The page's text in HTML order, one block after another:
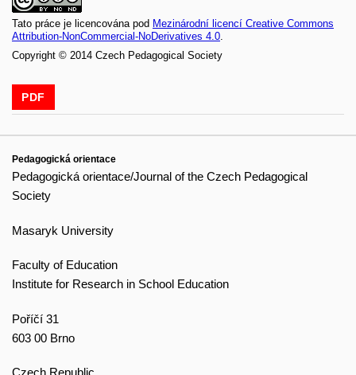
Tato práce je licencována pod Mezinárodní licencí Creative Commons
Attribution-NonCommercial-NoDerivatives 4.0.
Copyright © 2014 Czech Pedagogical Society
PDF
Pedagogická orientace
Pedagogická orientace/Journal of the Czech Pedagogical
Society
Masaryk University
Faculty of Education
Institute for Research in School Education
Poříčí 31
603 00 Brno